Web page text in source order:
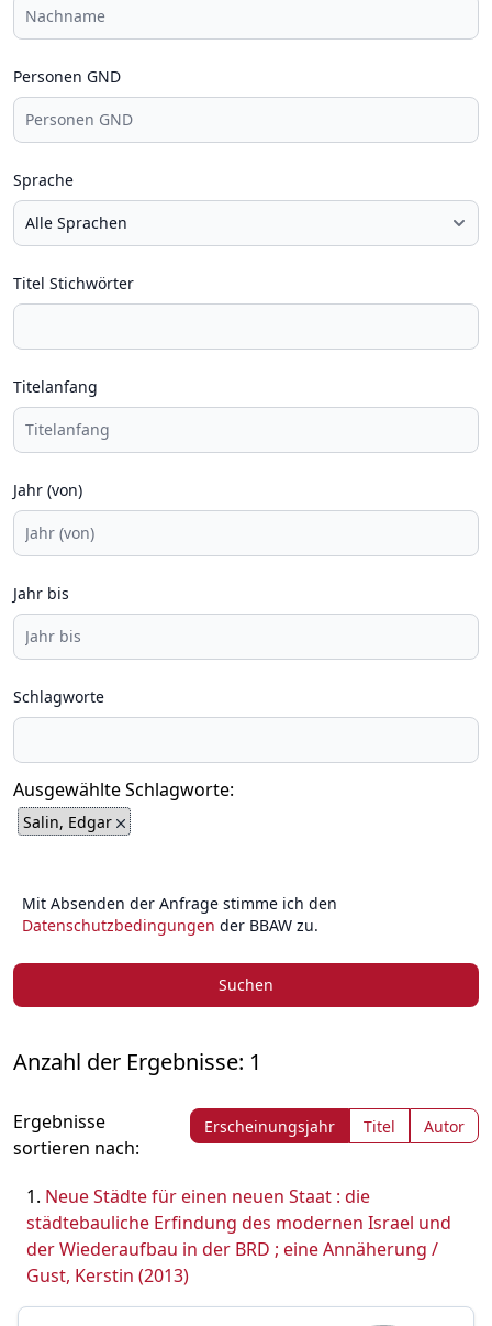
Personen GND
Sprache
Titel Stichwörter
Titelanfang
Jahr (von)
Jahr bis
Schlagworte
Ausgewählte Schlagworte:
Salin, Edgar
Mit Absenden der Anfrage stimme ich den
Datenschutzbedingungen der BBAW zu.
Suchen
Anzahl der Ergebnisse: 1
Ergebnisse
sortieren nach:
Erscheinungsjahr Titel Autor
Neue Städte für einen neuen Staat : die
städtebauliche Erfindung des modernen Israel und
der Wiederaufbau in der BRD ; eine Annäherung /
Gust, Kerstin (2013)